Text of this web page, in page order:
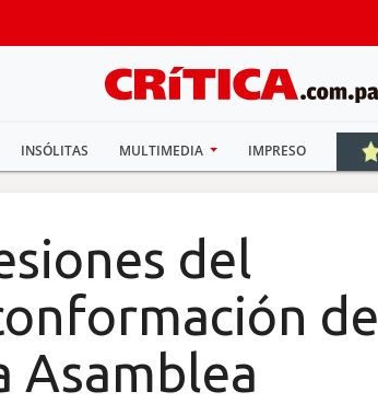
INSÓLITAS MULTIMEDIA IMPRESO
del
de
Asamblea